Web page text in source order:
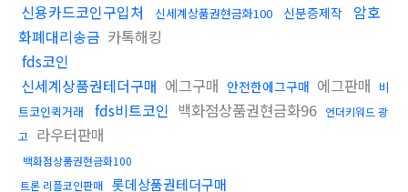
신용카드코인구입처 신세계상품권현금화100 신분증제작
암호
화폐대리송금 카톡해킹
fds코인
신세계상품권테더구매 에그구매 안전한에그구매 에그판매 비
트코인퀵거래
fds비트코인 백화점상품권현금화96 언더키워드 광
고
라우터판매
백화점상품권현금화100
트론 리플코인판매 롯데상품권테더구매